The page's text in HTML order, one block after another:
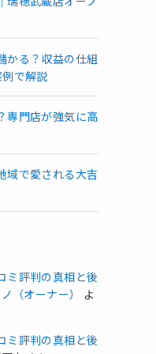
かる？収益の仕組
で解説
専門店が強気に高
域で愛される大吉
ミ評判の真相と後
（オーナー）
よ
ミ評判の真相と後